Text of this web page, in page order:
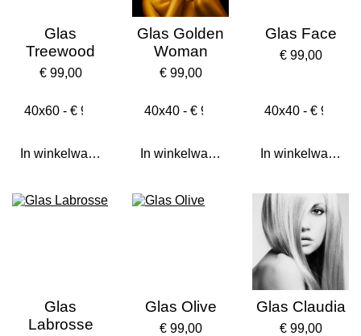
Glas
Treewood
€ 99,00
In winkelwagen
Glas Golden
Woman
€ 99,00
In winkelwagen
Glas Face
€ 99,00
In winkelwagen
Glas
Labrosse
Glas Olive
€ 99,00
Glas Claudia
€ 99,00